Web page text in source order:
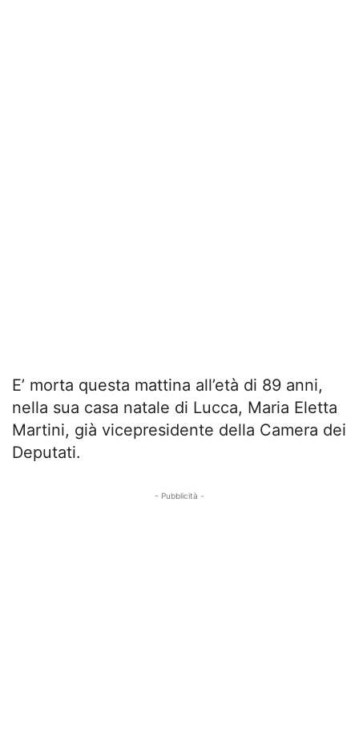
E’ morta questa mattina all’età di 89 anni,
nella sua casa natale di Lucca, Maria Eletta
Martini, già vicepresidente della Camera dei
Deputati.
- Pubblicità -